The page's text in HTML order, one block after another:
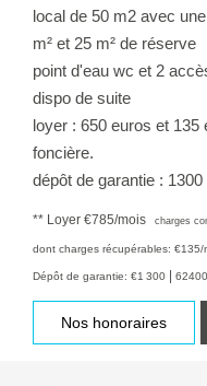
local de 50 m2 avec
m² et 25 m² de réserve
point d'eau wc et 2
dispo de suite
loyer : 650 euros et
foncière.
dépôt de garantie : 1300
** Loyer €785/mois charges
dont charges récupérables: €135/
Dépôt de garantie: €1 300 |
Nos honoraires